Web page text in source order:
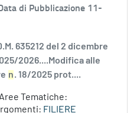
di Pubblicazione 11-
635212 del 2 dicembre
2026....Modifica alle
n. 18/2025 prot....
Tematiche:
FILIERE